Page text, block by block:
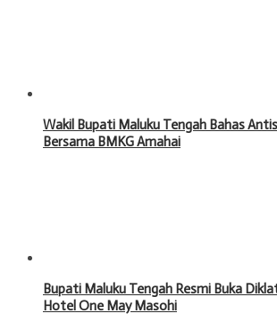
Wakil Bupati Maluku Tengah Bahas
Bersama BMKG Amahai
Bupati Maluku Tengah Resmi Buka
Hotel One May Masohi